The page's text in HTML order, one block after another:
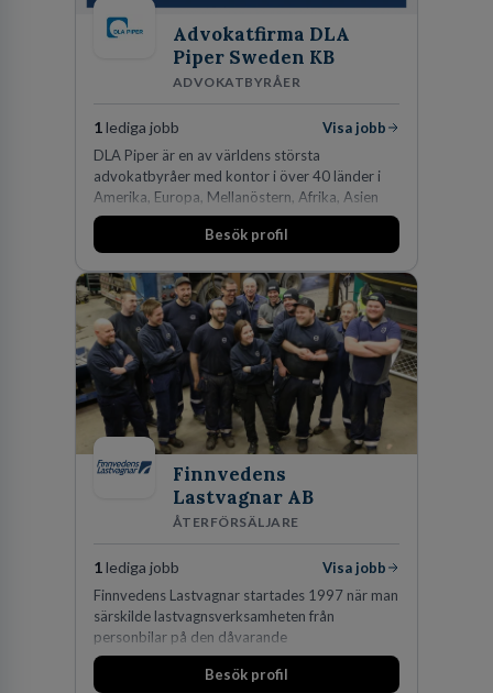
Advokatfirma DLA
Piper Sweden KB
ADVOKATBYRÅER
1lediga jobb
Visa jobb
DLA Piper är en av världens största
advokatbyråer med kontor i över 40 länder i
Amerika, Europa, Mellanöstern, Afrika, Asien
och Oceanien. Vi är specialister inom
affärsjuridikens alla områden och vi har några
fler än 450 jurister på fem kontor i Stockholm,
Köpenhamn, Århus, Oslo och Helsingfors kan vi
på DLA Piper erbjuda våra klienter en unik,
effektiv och gränsöverskridande nordisk
expertis. På vårt kontor i centrala Stockholm är
vi idag drygt 240 medarbetare.
Besök profil
Finnvedens
Lastvagnar AB
ÅTERFÖRSÄLJARE
1lediga jobb
Visa jobb
Finnvedens Lastvagnar startades 1997 när man
särskilde lastvagnsverksamheten från
personbilar på den dåvarande
huvudanläggningen i Värnamo. Sedan dess har
man expanderat kraftigt genom ett antal
Besök profil